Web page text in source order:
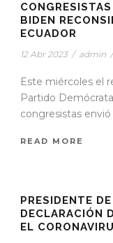
BIDEN
ECUADOR
12 Abr 2023 / admin /
Este miércoles el
Partido
congresistas
READ MORE
PRESIDENTE
DECLARACIÓN
EL